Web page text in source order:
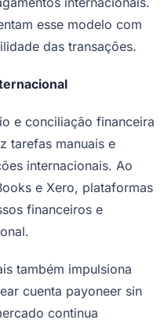
esse modelo com
das transações.
e conciliação financeira
tarefas manuais e
internacionais. Ao
e Xero, plataformas
financeiros e
também impulsiona
cuenta payoneer sin
continua